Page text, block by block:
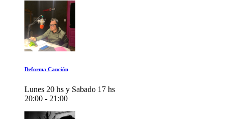
Deforma Canción
Lunes 20 hs y Sabado 17 hs
20:00 - 21:00